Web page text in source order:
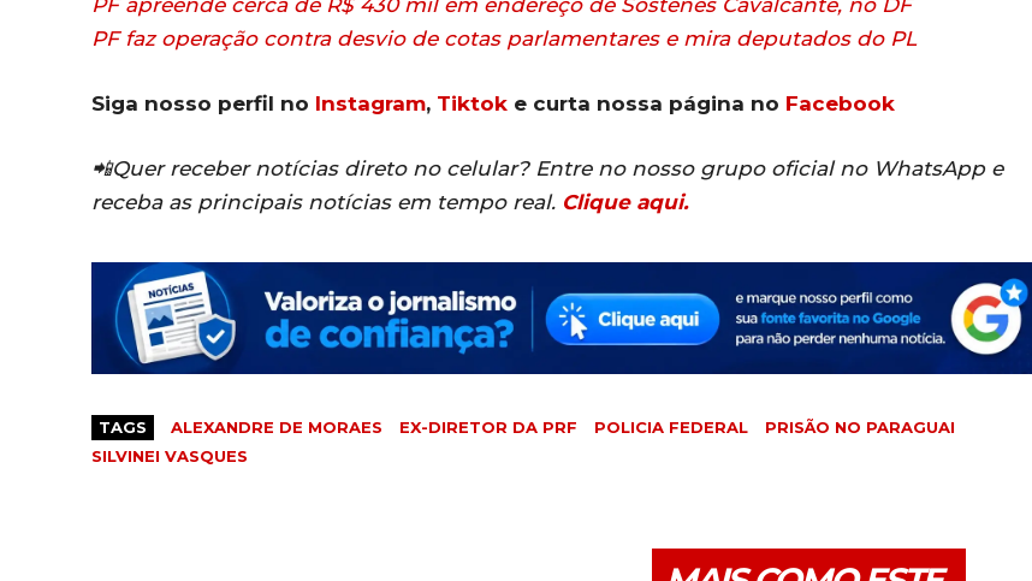
PF apreende cerca de R$ 430 mil em endereço de Sóstenes Cavalcante, no DF
PF faz operação contra desvio de cotas parlamentares e mira deputados do PL
Siga nosso perfil no Instagram, Tiktok e curta nossa página no Facebook
📲Quer receber notícias direto no celular? Entre no nosso grupo oficial no WhatsApp e
receba as principais notícias em tempo real. Clique aqui.
TAGS ALEXANDRE DE MORAES EX-DIRETOR DA PRF POLICIA FEDERAL
PRISÃO NO PARAGUAI
SILVINEI VASQUES